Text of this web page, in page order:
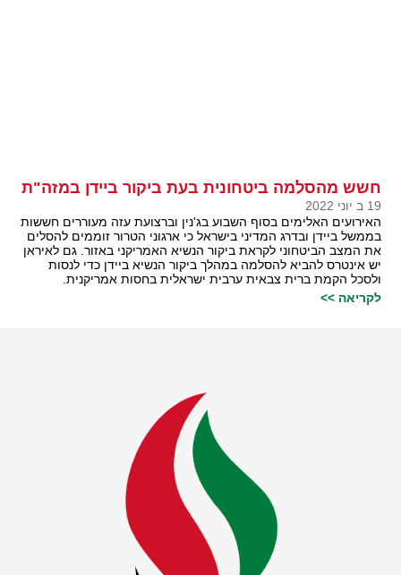
חשש מהסלמה ביטחונית בעת ביקור ביידן במזה"ת
19 ב יוני 2022
האירועים האלימים בסוף השבוע בג'נין וברצועת עזה מעוררים חששות
בממשל ביידן ובדרג המדיני בישראל כי ארגוני הטרור זוממים להסלים
את המצב הביטחוני לקראת ביקור הנשיא האמריקני באזור. גם לאיראן
יש אינטרס להביא להסלמה במהלך ביקור הנשיא ביידן כדי לנסות
ולסכל הקמת ברית צבאית ערבית ישראלית בחסות אמריקנית.
לקריאה >>